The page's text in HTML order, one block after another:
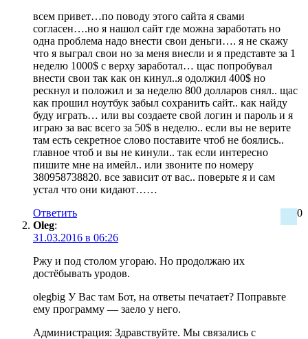
всем привет…по поводу этого сайта я свами
согласен….но я нашол сайт где можна заработать но
одна проблема надо внести свои деньги…. я не скажу
что я выграл свои но за меня внесли и я представте за 1
неделю 1000$ с верху заработал… щас попробувал
внести свои так как он кинул..я одолжил 400$ но
рескнул и положил и за неделю 800 долларов снял.. щас
как прошил ноутбук забыл сохранить сайт.. как найду
буду играть… или вы создаете свой логин и пароль и я
играю за вас всего за 50$ в неделю.. если вы не верите
там есть секретное слово поставите чтоб не боялись..
главное чтоб и вы не кинули.. так если интересно
пишите мне на имейл.. или звоните по номеру
380958738820. все зависит от вас.. поверьте я и сам
устал что они кидают……
0
Ответить
Oleg:
31.03.2016 в 06:26
Ржу и под столом угораю. Но продолжаю их
достёбывать уродов.
olegbig У Вас там Бот, на ответы печатает? Поправьте
ему программу — заело у него.
Администрация: Здравствуйте. Мы связались с